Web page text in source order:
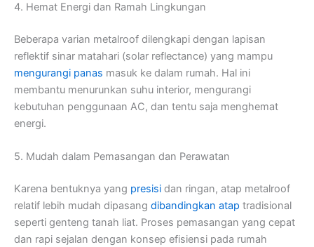
4. Hemat Energi dan Ramah Lingkungan
Beberapa varian metalroof dilengkapi dengan lapisan
reflektif sinar matahari (solar reflectance) yang mampu
mengurangi panas masuk ke dalam rumah. Hal ini
membantu menurunkan suhu interior, mengurangi
kebutuhan penggunaan AC, dan tentu saja menghemat
energi.
5. Mudah dalam Pemasangan dan Perawatan
Karena bentuknya yang presisi dan ringan, atap metalroof
relatif lebih mudah dipasang dibandingkan atap tradisional
seperti genteng tanah liat. Proses pemasangan yang cepat
dan rapi sejalan dengan konsep efisiensi pada rumah